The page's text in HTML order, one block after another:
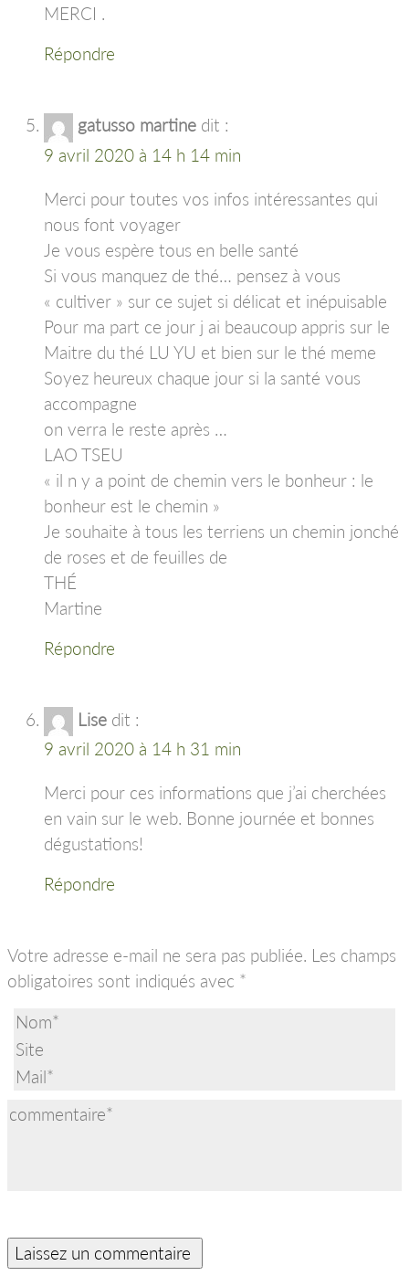
MERCI .
Répondre
gatusso martine dit :
9 avril 2020 à 14 h 14 min
Merci pour toutes vos infos intéressantes qui
nous font voyager
Je vous espère tous en belle santé
Si vous manquez de thé… pensez à vous
« cultiver » sur ce sujet si délicat et inépuisable
Pour ma part ce jour j ai beaucoup appris sur le
Maitre du thé LU YU et bien sur le thé meme
Soyez heureux chaque jour si la santé vous
accompagne
on verra le reste après …
LAO TSEU
« il n y a point de chemin vers le bonheur : le
bonheur est le chemin »
Je souhaite à tous les terriens un chemin jonché
de roses et de feuilles de
THÉ
Martine
Répondre
Lise dit :
9 avril 2020 à 14 h 31 min
Merci pour ces informations que j’ai cherchées
en vain sur le web. Bonne journée et bonnes
dégustations!
Répondre
Votre adresse e-mail ne sera pas publiée. Les champs
obligatoires sont indiqués avec *